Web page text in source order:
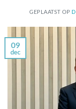
GEPLAATST OP
09
dec